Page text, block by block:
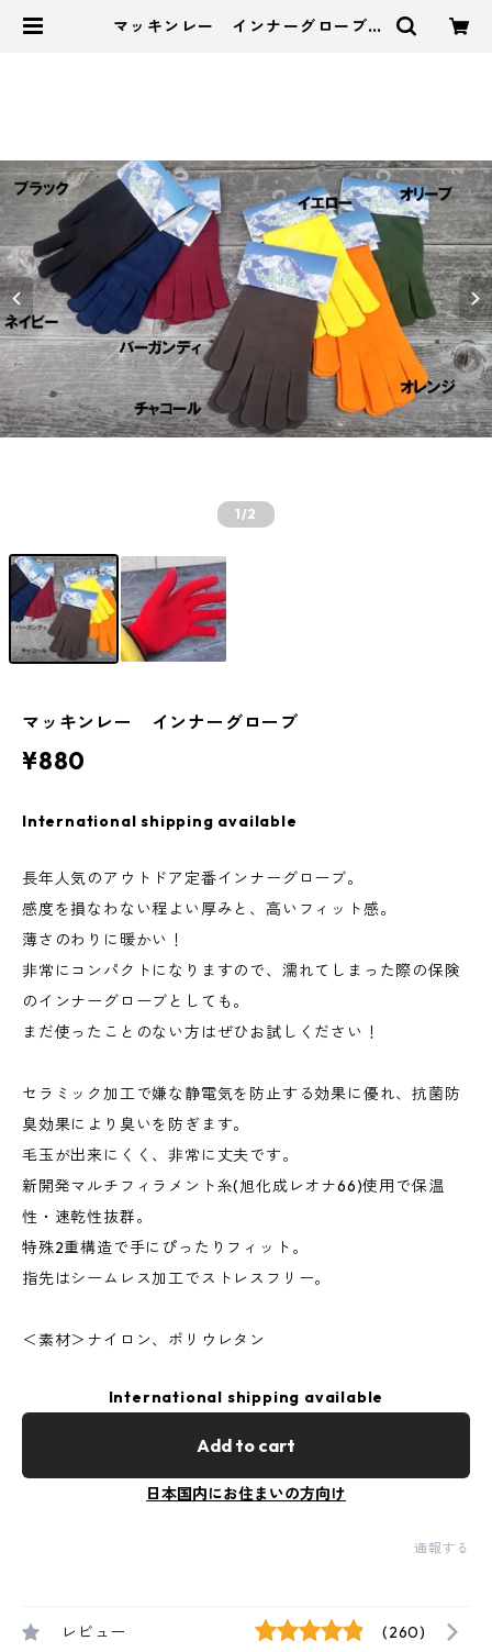
マッキンレー インナーグローブ |
1/2
マッキンレー インナーグローブ
¥880
International shipping available
長年人気のアウトドア定番インナーグローブ。
感度を損なわない程よい厚みと、高いフィット感。
薄さのわりに暖かい！
非常にコンパクトになりますので、濡れてしまった際の保険
のインナーグローブとしても。
まだ使ったことのない方はぜひお試しください！
セラミック加工で嫌な静電気を防止する効果に優れ、抗菌防
臭効果により臭いを防ぎます。
毛玉が出来にくく、非常に丈夫です。
新開発マルチフィラメント糸(旭化成レオナ66)使用で保温
性・速乾性抜群。
特殊2重構造で手にぴったりフィット。
指先はシームレス加工でストレスフリー。
＜素材＞ナイロン、ポリウレタン
International shipping available
Add to cart
日本国内にお住まいの方向け
通報する
レビュー (260)